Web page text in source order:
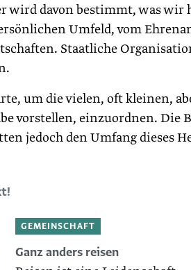
wird davon bestimmt, was wir
Umfeld, vom
Staatliche
um die vielen, oft kleinen,
vorstellen, einzuordnen. Die
jedoch den Umfang dieses
GEMEINSCHAFT
Ganz anders reisen